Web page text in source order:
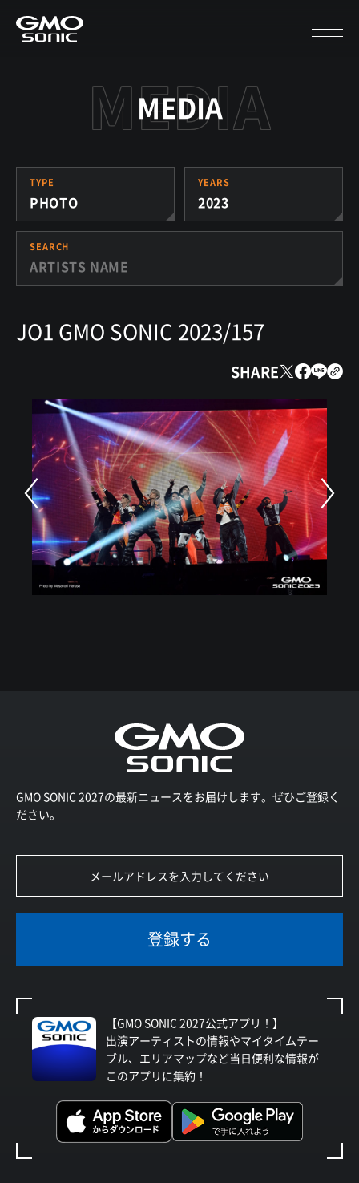
MEDIA
TYPE
PHOTO
YEARS
2023
SEARCH
JO1 GMO SONIC 2023/157
SHARE
GMO SONIC 2027の最新ニュースをお届けします。ぜひご登録く
ださい。
登録する
【GMO SONIC 2027公式アプリ！】
出演アーティストの情報やマイタイムテー
ブル、エリアマップなど当日便利な情報が
このアプリに集約！